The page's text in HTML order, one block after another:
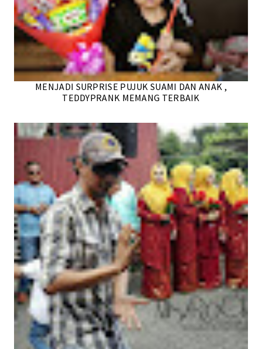
MENJADI SURPRISE PUJUK SUAMI DAN ANAK ,
TEDDYPRANK MEMANG TERBAIK